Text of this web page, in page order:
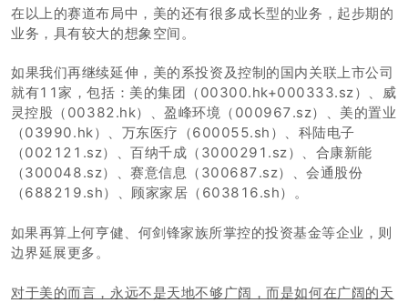
在以上的赛道布局中，美的还有很多成长型的业务，起步期的
业务，具有较大的想象空间。
如果我们再继续延伸，美的系投资及控制的国内关联上市公司
就有11家，包括： 美的集团（00300.hk+000333.sz）、威
灵控股（00382.hk）、盈峰环境（000967.sz）、美的置业
（03990.hk）、万东医疗（600055.sh）、科陆电子
（002121.sz）、百纳千成（3000291.sz）、合康新能
（300048.sz）、赛意信息（300687.sz）、会通股份
（688219.sh）、顾家家居（603816.sh）。
如果再算上何亨健、何剑锋家族所掌控的投资基金等企业，则
边界延展更多。
对于美的而言，永远不是天地不够广阔，而是如何在广阔的天